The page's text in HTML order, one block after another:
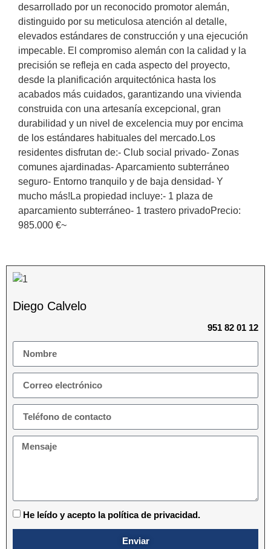
desarrollado por un reconocido promotor alemán,
distinguido por su meticulosa atención al detalle,
elevados estándares de construcción y una ejecución
impecable. El compromiso alemán con la calidad y la
precisión se refleja en cada aspecto del proyecto,
desde la planificación arquitectónica hasta los
acabados más cuidados, garantizando una vivienda
construida con una artesanía excepcional, gran
durabilidad y un nivel de excelencia muy por encima
de los estándares habituales del mercado.Los
residentes disfrutan de:- Club social privado- Zonas
comunes ajardinadas- Aparcamiento subterráneo
seguro- Entorno tranquilo y de baja densidad- Y
mucho más!La propiedad incluye:- 1 plaza de
aparcamiento subterráneo- 1 trastero privadoPrecio:
985.000 €~
Diego Calvelo
951 82 01 12
He leído y acepto la política de privacidad.
Enviar